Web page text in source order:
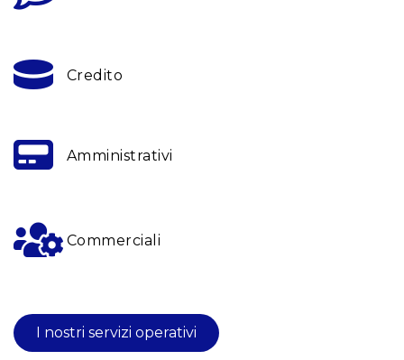
Credito
Amministrativi
Commerciali
I nostri servizi operativi